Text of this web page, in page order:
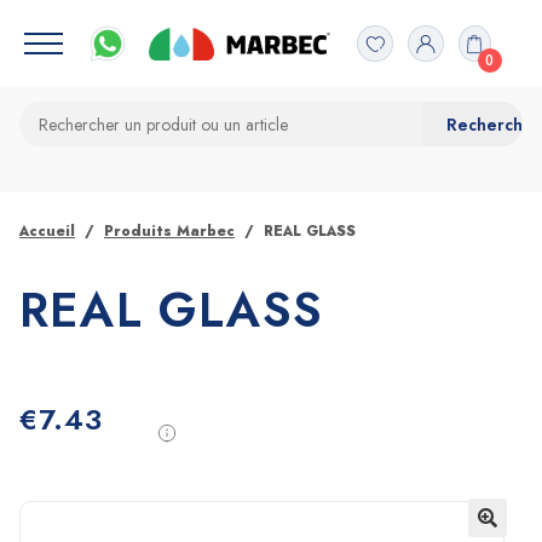
0
Accueil Produits Marbec REAL GLASS
REAL GLASS
€7.43